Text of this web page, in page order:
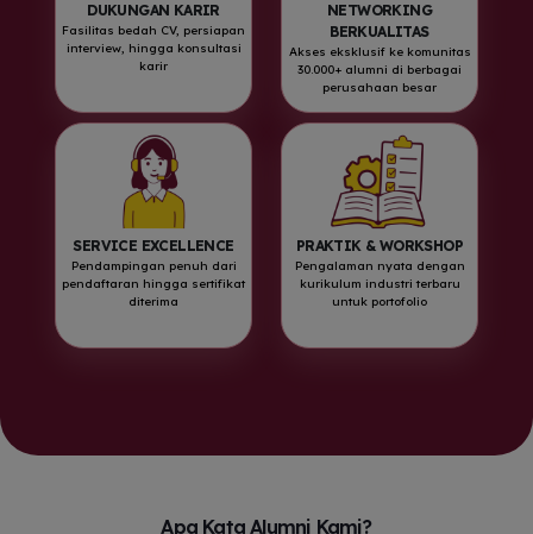
DUKUNGAN KARIR
Fasilitas bedah CV, persiapan
interview, hingga konsultasi
karir
NETWORKING
BERKUALITAS
Akses eksklusif ke komunitas
30.000+ alumni di berbagai
perusahaan besar
SERVICE EXCELLENCE
Pendampingan penuh dari
pendaftaran hingga sertifikat
diterima
PRAKTIK & WORKSHOP
Pengalaman nyata dengan
kurikulum industri terbaru
untuk portofolio
Apa Kata Alumni Kami?